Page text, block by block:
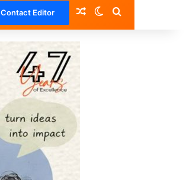
Contact Editor Random Article
Switch skin
Search for